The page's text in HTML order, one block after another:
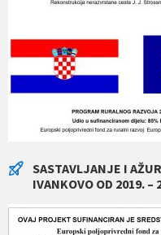
SASTAVLJANJE I
IVANKOVO OD 2019. –